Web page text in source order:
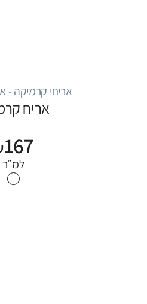
אריחי קרמיקה -
אריח
167
למ״ר